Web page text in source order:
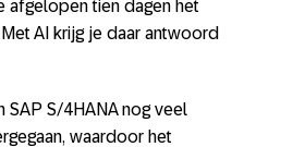
afgelopen tien dagen het
AI krijg je daar antwoord
S/4HANA nog veel
waardoor het